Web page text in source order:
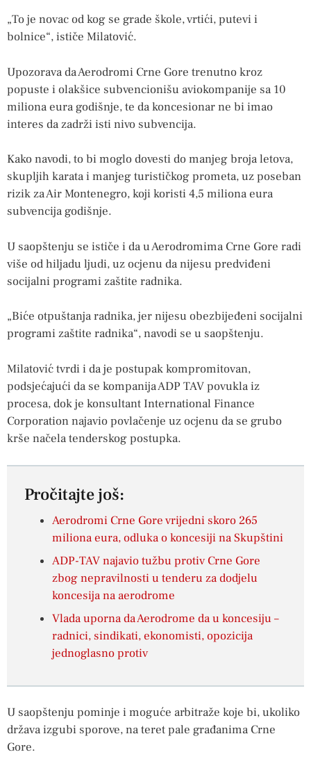
„To je novac od kog se grade škole, vrtići, putevi i
bolnice“, ističe Milatović.
Upozorava da Aerodromi Crne Gore trenutno kroz
popuste i olakšice subvencionišu aviokompanije sa 10
miliona eura godišnje, te da koncesionar ne bi imao
interes da zadrži isti nivo subvencija.
Kako navodi, to bi moglo dovesti do manjeg broja letova,
skupljih karata i manjeg turističkog prometa, uz poseban
rizik za Air Montenegro, koji koristi 4,5 miliona eura
subvencija godišnje.
U saopštenju se ističe i da u Aerodromima Crne Gore radi
više od hiljadu ljudi, uz ocjenu da nijesu predviđeni
socijalni programi zaštite radnika.
„Biće otpuštanja radnika, jer nijesu obezbijeđeni socijalni
programi zaštite radnika“, navodi se u saopštenju.
Milatović tvrdi i da je postupak kompromitovan,
podsjećajući da se kompanija ADP TAV povukla iz
procesa, dok je konsultant International Finance
Corporation najavio povlačenje uz ocjenu da se grubo
krše načela tenderskog postupka.
Pročitajte još:
Aerodromi Crne Gore vrijedni skoro 265
miliona eura, odluka o koncesiji na Skupštini
ADP-TAV najavio tužbu protiv Crne Gore
zbog nepravilnosti u tenderu za dodjelu
koncesija na aerodrome
Vlada uporna da Aerodrome da u koncesiju –
radnici, sindikati, ekonomisti, opozicija
jednoglasno protiv
U saopštenju pominje i moguće arbitraže koje bi, ukoliko
država izgubi sporove, na teret pale građanima Crne
Gore.